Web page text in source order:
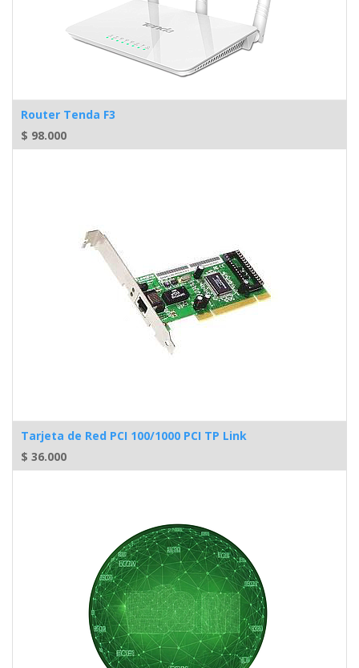
Router Tenda F3
$ 98.000
Tarjeta de Red PCI 100/1000 PCI TP Link
$ 36.000